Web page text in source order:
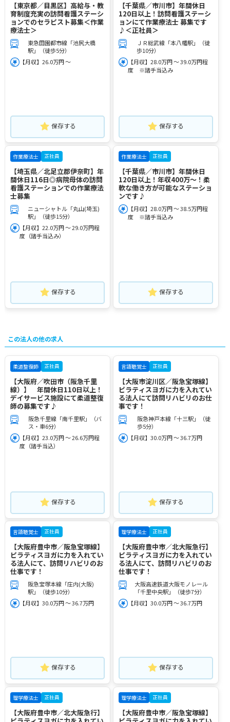
【東京都／目黒区】高給与・教
育制度充実の訪問看護ステーシ
ョンでのセラピスト募集＜作業
療法士＞
東急田園都市線「池尻大橋
駅」（徒歩5分）
【月収】26.0万円 ～
保存する
【千葉県／市川市】年間休日
120日以上！訪問看護ステーシ
ョンにて作業療法士 募集です
♪＜正社員＞
ＪＲ総武線「本八幡駅」（徒
歩10分）
【月収】28.0万円 ～ 39.0万円程
度 ※諸手当込み
保存する
作業療法士 正社員
【埼玉県／北足立郡伊奈町】年
間休日116日◎病院母体の訪問
看護ステーションでの作業療法
士募集
ニューシャトル「丸山(埼玉)
駅」（徒歩15分）
【月収】22.0万円 ～ 29.0万円程
度（諸手当込み）
保存する
作業療法士 正社員
【千葉県／市川市】年間休日
120日以上！年収400万～！柔
軟な働き方が可能なステーショ
ンです♪
【月収】28.0万円 ～ 38.5万円程
度 ※諸手当込み
保存する
この法人の他の求人
柔道整復師 正社員
【大阪府／吹田市（阪急千里
線）】 年間休日110日以上！
デイサービス施設にて柔道整復
師の募集です♪
阪急千里線「南千里駅」（バ
ス・車6分）
【月収】23.0万円 ～ 26.6万円程
度（諸手当込）
保存する
言語聴覚士 正社員
【大阪市淀川区／阪急宝塚線】
ピラティスヨガに力を入れてい
る法人にて訪問リハビリのお仕
事です！
阪急神戸本線「十三駅」（徒
歩5分）
【月収】30.0万円 ～ 36.7万円
保存する
言語聴覚士 正社員
【大阪府豊中市／阪急宝塚線】
ピラティスヨガに力を入れてい
る法人にて、訪問リハビリのお
仕事です！
阪急宝塚本線「庄内(大阪)
駅」（徒歩10分）
【月収】30.0万円 ～ 36.7万円
保存する
理学療法士 正社員
【大阪府豊中市／北大阪急行】
ピラティスヨガに力を入れてい
る法人にて、訪問リハビリのお
仕事です！
大阪高速鉄道大阪モノレール
「千里中央駅」（徒歩7分）
【月収】30.0万円 ～ 36.7万円
保存する
理学療法士 正社員
【大阪府豊中市／北大阪急行】
理学療法士 正社員
【大阪府豊中市／阪急宝塚線】